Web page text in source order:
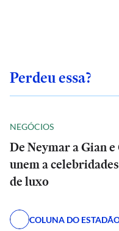
Perdeu essa?
NEGÓCIOS
De Neymar a Gian
unem a
de luxo
COLUNA DO